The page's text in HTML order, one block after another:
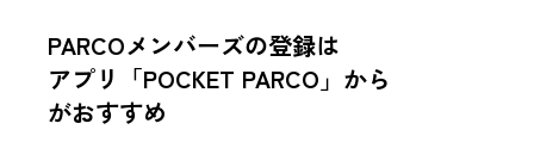
PARCOメンバーズの登録は
アプリ「POCKET PARCO」から
がおすすめ